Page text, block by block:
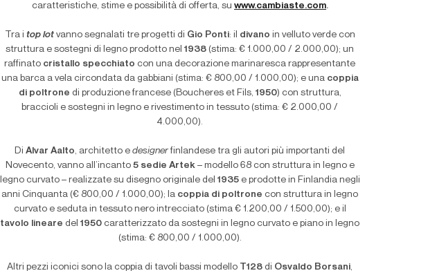
caratteristiche, stime e possibilità di offerta, su www.cambiaste.com.
Tra i top lotvanno segnalati tre progetti di Gio Ponti: il divano in velluto verde con
struttura e sostegni di legno prodotto nel1938 (stima: € 1.000,00 / 2.000,00); un
raffinato cristallo specchiato con una decorazione marinaresca rappresentante
una barca a vela circondata da gabbiani (stima: € 800,00 / 1.000,00); e una coppia
di poltrone di produzione francese (Boucheres et Fils, 1950) con struttura,
braccioli e sostegni in legno e rivestimento in tessuto (stima: € 2.000,00 /
4.000,00).
DiAlvar Aalto, architetto edesignerfinlandese tra gli autori più importanti del
Novecento, vanno all’incanto 5 sedie Artek– modello 68 con struttura in legno e
legno curvato – realizzate su disegno originale del 1935 e prodotte in Finlandia negli
anni Cinquanta (€ 800,00 / 1.000,00); la coppia di poltrone con struttura in legno
curvato e seduta in tessuto nero intrecciato (stima € 1.200,00 / 1.500,00); e il
tavolo lineare del1950 caratterizzato da sostegni in legno curvato e piano in legno
(stima: € 800,00 / 1.000,00).
Altri pezzi iconici sono la coppia di tavoli bassi modello T128 di Osvaldo Borsani,